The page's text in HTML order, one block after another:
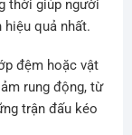
thời giúp người
quả nhất.
đệm hoặc vật
rung động, từ
trận đấu kéo